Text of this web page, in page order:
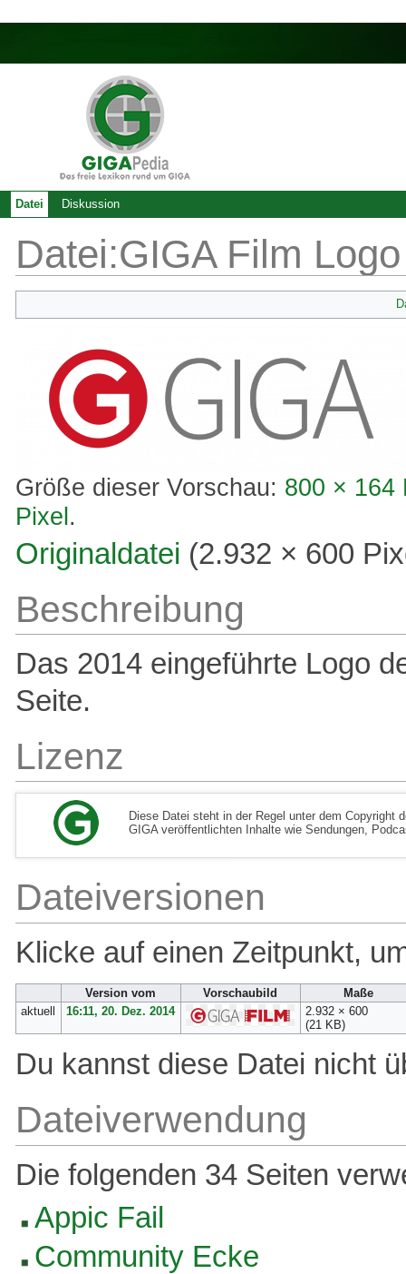
Datei:GIGA Film
Größe dieser Vorschau: 800 × 164
Pixel.
Originaldatei (2.932 × 600
Beschreibung
Das 2014 eingeführte Logo
Seite.
Lizenz
Diese Datei steht in der Regel unter dem Copyright
GIGA veröffentlichten Inhalte wie Sendungen,
Dateiversionen
Klicke auf einen Zeitpunkt,
Version vom Vorschaubild
Maße
aktuell
16:11, 20. Dez. 2014
2.932 × 600
(21 KB)
Du kannst diese Datei nicht
Dateiverwendung
Die folgenden 34 Seiten
Appic Fail
Community Ecke
Datei Diskussion